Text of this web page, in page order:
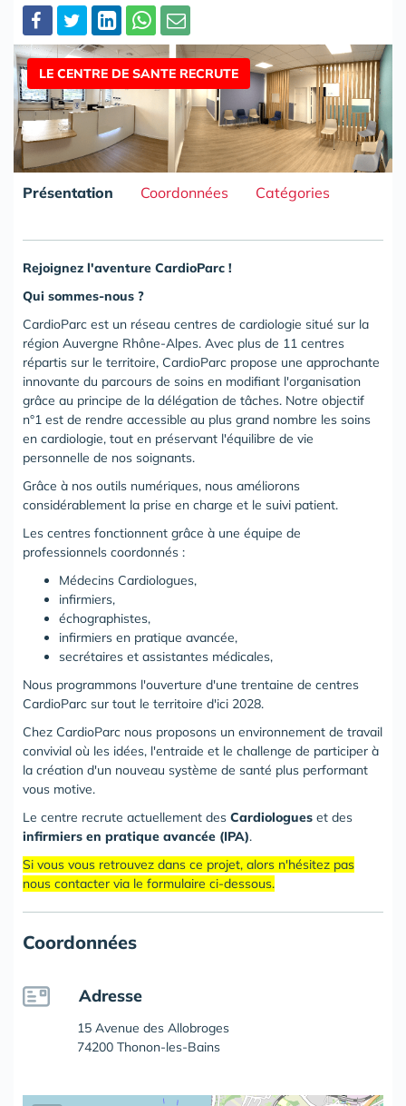
Partager
LE CENTRE DE SANTE RECRUTE
Présentation Coordonnées Catégories
Rejoignez l'aventure CardioParc !
Qui sommes-nous ?
CardioParc est un réseau centres de cardiologie situé sur la
région Auvergne Rhône-Alpes. Avec plus de 11 centres
répartis sur le territoire, CardioParc propose une approchante
innovante du parcours de soins en modifiant l'organisation
grâce au principe de la délégation de tâches. Notre objectif
n°1 est de rendre accessible au plus grand nombre les soins
en cardiologie, tout en préservant l'équilibre de vie
personnelle de nos soignants.
Grâce à nos outils numériques, nous améliorons
considérablement la prise en charge et le suivi patient.
Les centres fonctionnent grâce à une équipe de
professionnels coordonnés :
Médecins Cardiologues,
infirmiers,
échographistes,
infirmiers en pratique avancée,
secrétaires et assistantes médicales,
Nous programmons l'ouverture d'une trentaine de centres
CardioParc sur tout le territoire d'ici 2028.
Chez CardioParc nous proposons un environnement de travail
convivial où les idées, l'entraide et le challenge de participer à
la création d'un nouveau système de santé plus performant
vous motive.
Le centre recrute actuellement des Cardiologues et des
infirmiers en pratique avancée (IPA).
Si vous vous retrouvez dans ce projet, alors n'hésitez pas
nous contacter via le formulaire ci-dessous.
Coordonnées
Adresse
15 Avenue des Allobroges
74200 Thonon-les-Bains